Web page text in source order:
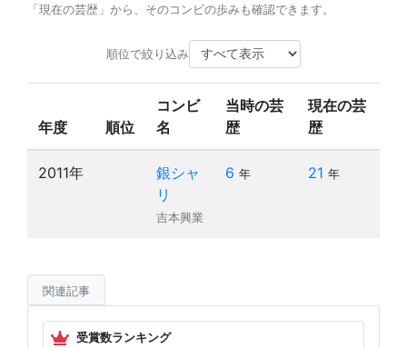
「現在の芸歴」から、そのコンビの歩みも確認できます。
順位で絞り込み
年度 順位
コンビ
名
当時の芸
歴
現在の芸
歴
2011年
銀シャ
リ
吉本興業
6 年 21 年
関連記事
受賞数ランキング